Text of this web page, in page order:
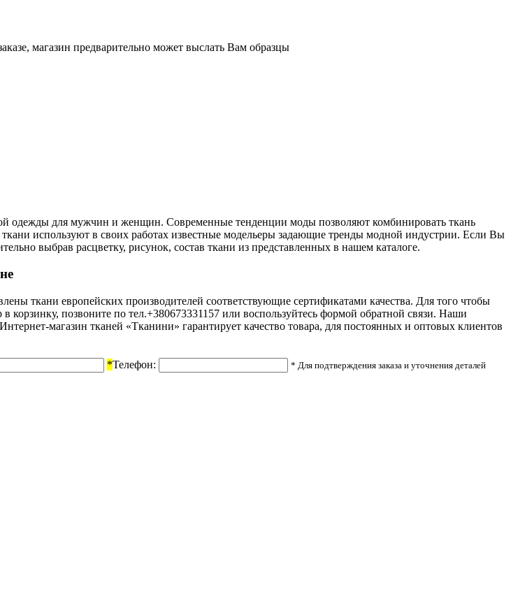
магазин предварительно может выслать Вам образцы
одежды для мужчин и женщин. Современные тенденции моды позволяют комбинировать ткань
используют в своих работах известные модельеры задающие тренды модной индустрии. Если Вы
выбрав расцветку, рисунок, состав ткани из представленных в нашем каталоге.
ткани европейских производителей соответствующие сертификатами качества. Для того чтобы
позвоните по тел.+380673331157 или воспользуйтесь формой обратной связи. Наши
магазин тканей «Тканини» гарантирует качество товара, для постоянных и оптовых клиентов
*Телефон: * Для подтверждения заказа и уточнения деталей